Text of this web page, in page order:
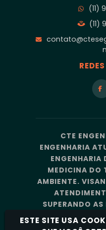
(11)
(11)
CTE
ENGENHARIA
ENGENHARIA
MEDICINA DO
AMBIENTE.
SUPERANDO
MERCADO, A
CONTA COM
ESTE SITE USA